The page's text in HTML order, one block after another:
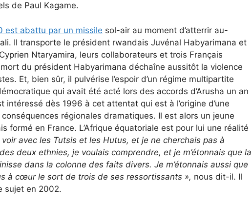
de Paul Kagame.
est abattu par un missile sol-air au moment d’atterrir au-
Il transporte le président rwandais Juvénal Habyarimana et
Ntaryamira, leurs collaborateurs et trois Français
du président Habyarimana déchaîne aussitôt la violence
Et, bien sûr, il pulvérise l’espoir d’un régime multipartite
qui avait été acté lors des accords d’Arusha un an
intéressé dès 1996 à cet attentat qui est à l’origine d’une
régionales dramatiques. Il est alors un jeune
formé en France. L’Afrique équatoriale est pour lui une réalité
voir avec les Tutsis et les Hutus, et je ne cherchais pas à
deux ethnies, je voulais comprendre, et je m’étonnais que la
dans la colonne des faits divers. Je m’étonnais aussi que
à cœur le sort de trois de ses ressortissants », nous dit-il. Il
sujet en 2002.